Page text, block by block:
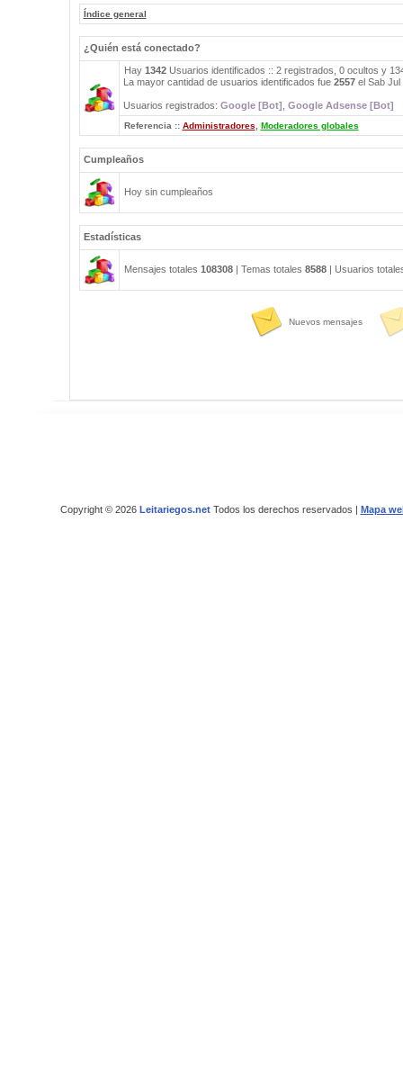
Índice general
¿Quién está conectado?
Hay 1342Usuarios identificados :: 2 registrados, 0 ocultos y
La mayor cantidad de usuarios identificados fue 2557el Sab Jul
Usuarios registrados: Google [Bot] Google Adsense [Bot]
Referencia :: Administradores Moderadores globales
Cumpleaños
Hoy sin cumpleaños
Estadísticas
Mensajes totales 108308| Temas totales 8588| Usuarios
Nuevos mensajes
Copyright © 2026 Leitariegos.netTodos los derechos reservados | Mapa